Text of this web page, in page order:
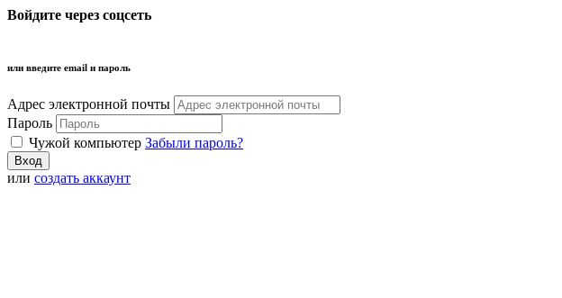
Войдите через соцсеть
или введите email и пароль
Адрес электронной почты
Пароль
Чужой компьютер Забыли пароль?
или создать аккаунт